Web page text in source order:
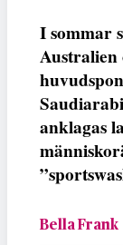
I sommar
Australien
anklagas
Bella Frank